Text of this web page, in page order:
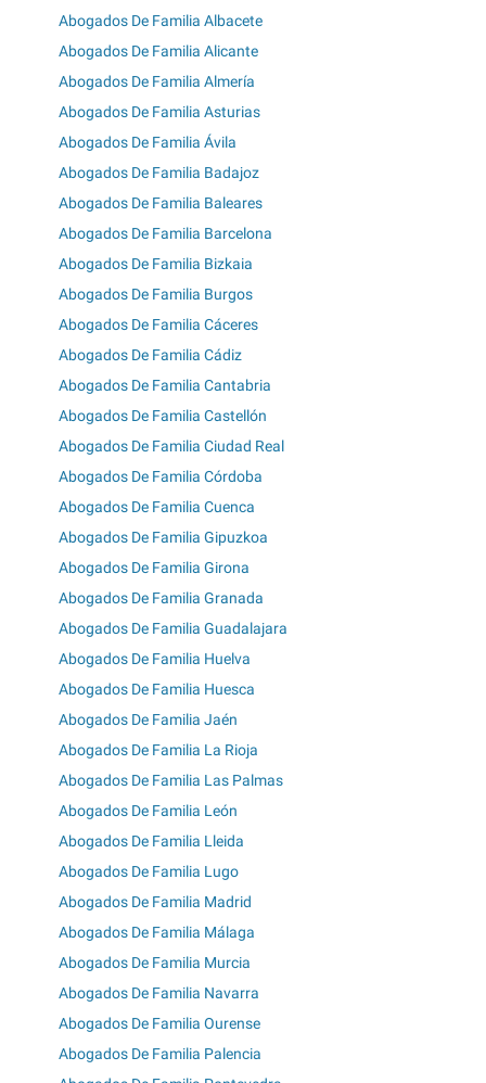
Abogados De Familia Albacete
Abogados De Familia Alicante
Abogados De Familia Almería
Abogados De Familia Asturias
Abogados De Familia Ávila
Abogados De Familia Badajoz
Abogados De Familia Baleares
Abogados De Familia Barcelona
Abogados De Familia Bizkaia
Abogados De Familia Burgos
Abogados De Familia Cáceres
Abogados De Familia Cádiz
Abogados De Familia Cantabria
Abogados De Familia Castellón
Abogados De Familia Ciudad Real
Abogados De Familia Córdoba
Abogados De Familia Cuenca
Abogados De Familia Gipuzkoa
Abogados De Familia Girona
Abogados De Familia Granada
Abogados De Familia Guadalajara
Abogados De Familia Huelva
Abogados De Familia Huesca
Abogados De Familia Jaén
Abogados De Familia La Rioja
Abogados De Familia Las Palmas
Abogados De Familia León
Abogados De Familia Lleida
Abogados De Familia Lugo
Abogados De Familia Madrid
Abogados De Familia Málaga
Abogados De Familia Murcia
Abogados De Familia Navarra
Abogados De Familia Ourense
Abogados De Familia Palencia